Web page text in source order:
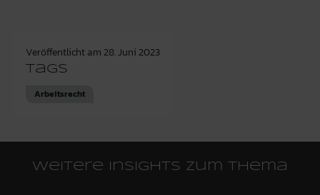
Veröffentlicht am 28. Juni 2023
Tags
Arbeitsrecht
Weitere Insights zum Thema